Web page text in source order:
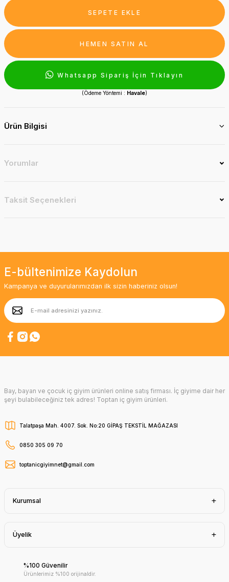
SEPETE EKLE
HEMEN SATIN AL
Whatsapp Sipariş İçin Tıklayın
(Ödeme Yöntemi : Havale)
Ürün Bilgisi
Yorumlar
Taksit Seçenekleri
E-bültenimize Kaydolun
Kampanya ve duyurularımızdan ilk sizin haberiniz olsun!
Bay, bayan ve çocuk iç giyim ürünleri online satış firması. İç giyime dair her
şeyi bulabileceğiniz tek adres! Toptan iç giyim ürünleri.
Talatpaşa Mah. 4007. Sok. No:20 GİPAŞ TEKSTİL MAĞAZASI
0850 305 09 70
toptanicgiyimnet@gmail.com
Kurumsal
Üyelik
%100 Güvenilir
Ürünlerimiz %100 orijinaldir.